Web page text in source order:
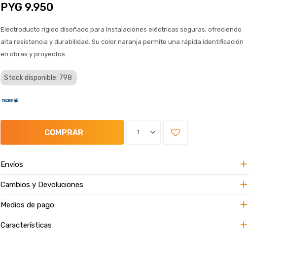
PYG 9.950
Electroducto rígido diseñado para instalaciones eléctricas seguras, ofreciendo
alta resistencia y durabilidad. Su color naranja permite una rápida identificación
en obras y proyectos.
Stock disponible: 798
1
COMPRAR
Envíos
Cambios y Devoluciones
Medios de pago
Características